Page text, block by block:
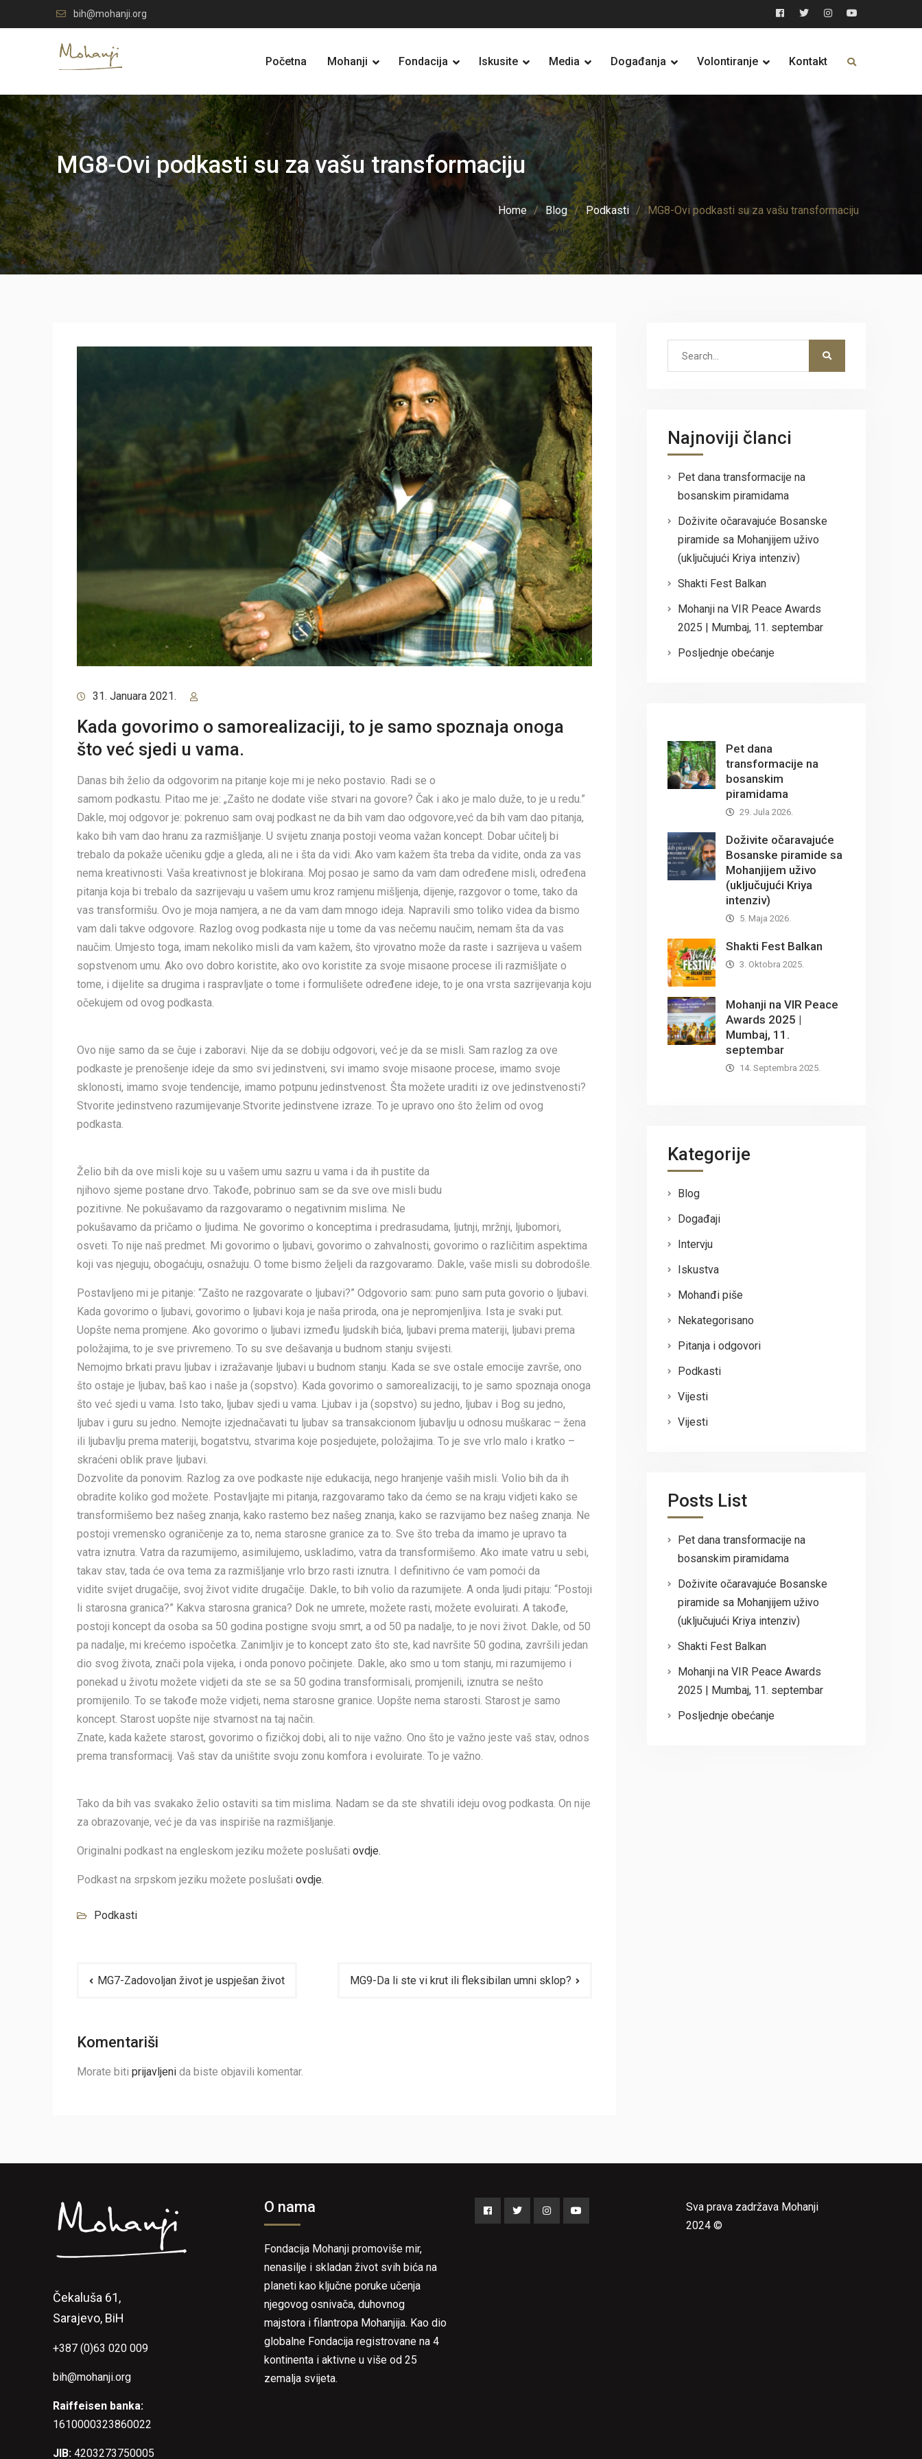
to
bih@mohanji.org
Facebook
TwitterInstagram
YouTube
Početna Mohanji Fondacija Iskusite Media Događanja Volontiranje Kontakt
MG8-Ovi podkasti su za vašu transformaciju
Home Blog Podkasti MG8-Ovi podkasti su za vašu transformaciju
31. Januara 2021.
Kada govorimo o samorealizaciji, to je samo spoznaja onoga
što već sjedi u vama.
Danas bih želio da odgovorim na pitanje koje mi je neko postavio. Radi se o
samom podkastu. Pitao me je: „Zašto ne dodate više stvari na govore? Čak i ako je malo duže, to je u redu.”
Dakle, moj odgovor je: pokrenuo sam ovaj podkast ne da bih vam dao odgovore,već da bih vam dao pitanja,
kako bih vam dao hranu za razmišljanje. U svijetu znanja postoji veoma važan koncept. Dobar učitelj bi
trebalo da pokaže učeniku gdje a gleda, ali ne i šta da vidi. Ako vam kažem šta treba da vidite, onda za vas
nema kreativnosti. Vaša kreativnost je blokirana. Moj posao je samo da vam dam određene misli, određena
pitanja koja bi trebalo da sazrijevaju u vašem umu kroz ramjenu mišljenja, dijenje, razgovor o tome, tako da
vas transformišu. Ovo je moja namjera, a ne da vam dam mnogo ideja. Napravili smo toliko videa da bismo
vam dali takve odgovore. Razlog ovog podkasta nije u tome da vas nečemu naučim, nemam šta da vas
naučim. Umjesto toga, imam nekoliko misli da vam kažem, što vjrovatno može da raste i sazrijeva u vašem
sopstvenom umu. Ako ovo dobro koristite, ako ovo koristite za svoje misaone procese ili razmišljate o
tome, i dijelite sa drugima i raspravljate o tome i formulišete određene ideje, to je ona vrsta sazrijevanja koju
očekujem od ovog podkasta.
Ovo nije samo da se čuje i zaboravi. Nije da se dobiju odgovori, već je da se misli. Sam razlog za ove
podkaste je prenošenje ideje da smo svi jedinstveni, svi imamo svoje misaone procese, imamo svoje
sklonosti, imamo svoje tendencije, imamo potpunu jedinstvenost. Šta možete uraditi iz ove jedinstvenosti?
Stvorite jedinstveno razumijevanje.Stvorite jedinstvene izraze. To je upravo ono što želim od ovog
podkasta.
Želio bih da ove misli koje su u vašem umu sazru u vama i da ih pustite da
njihovo sjeme postane drvo. Takođe, pobrinuo sam se da sve ove misli budu
pozitivne. Ne pokušavamo da razgovaramo o negativnim mislima. Ne
pokušavamo da pričamo o ljudima. Ne govorimo o konceptima i predrasudama, ljutnji, mržnji, ljubomori,
osveti. To nije naš predmet. Mi govorimo o ljubavi, govorimo o zahvalnosti, govorimo o različitim aspektima
koji vas njeguju, obogaćuju, osnažuju. O tome bismo željeli da razgovaramo. Dakle, vaše misli su dobrodošle.
Postavljeno mi je pitanje: “Zašto ne razgovarate o ljubavi?” Odgovorio sam: puno sam puta govorio o ljubavi.
Kada govorimo o ljubavi, govorimo o ljubavi koja je naša priroda, ona je nepromjenljiva. Ista je svaki put.
Uopšte nema promjene. Ako govorimo o ljubavi između ljudskih bića, ljubavi prema materiji, ljubavi prema
položajima, to je sve privremeno. To su sve dešavanja u budnom stanju svijesti.
Nemojmo brkati pravu ljubav i izražavanje ljubavi u budnom stanju. Kada se sve ostale emocije završe, ono
što ostaje je ljubav, baš kao i naše ja (sopstvo). Kada govorimo o samorealizaciji, to je samo spoznaja onoga
što već sjedi u vama. Isto tako, ljubav sjedi u vama. Ljubav i ja (sopstvo) su jedno, ljubav i Bog su jedno,
ljubav i guru su jedno. Nemojte izjednačavati tu ljubav sa transakcionom ljubavlju u odnosu muškarac – žena
ili ljubavlju prema materiji, bogatstvu, stvarima koje posjedujete, položajima. To je sve vrlo malo i kratko –
skraćeni oblik prave ljubavi.
Dozvolite da ponovim. Razlog za ove podkaste nije edukacija, nego hranjenje vaših misli. Volio bih da ih
obradite koliko god možete. Postavljajte mi pitanja, razgovaramo tako da ćemo se na kraju vidjeti kako se
transformišemo bez našeg znanja, kako rastemo bez našeg znanja, kako se razvijamo bez našeg znanja. Ne
postoji vremensko ograničenje za to, nema starosne granice za to. Sve što treba da imamo je upravo ta
vatra iznutra. Vatra da razumijemo, asimilujemo, uskladimo, vatra da transformišemo. Ako imate vatru u sebi,
takav stav, tada će ova tema za razmišljanje vrlo brzo rasti iznutra. I definitivno će vam pomoći da
vidite svijet drugačije, svoj život vidite drugačije. Dakle, to bih volio da razumijete. A onda ljudi pitaju: “Postoji
li starosna granica?” Kakva starosna granica? Dok ne umrete, možete rasti, možete evoluirati. A takođe,
postoji koncept da osoba sa 50 godina postigne svoju smrt, a od 50 pa nadalje, to je novi život. Dakle, od 50
pa nadalje, mi krećemo ispočetka. Zanimljiv je to koncept zato što ste, kad navršite 50 godina, završili jedan
dio svog života, znači pola vijeka, i onda ponovo počinjete. Dakle, ako smo u tom stanju, mi razumijemo i
ponekad u životu možete vidjeti da ste se sa 50 godina transformisali, promjenili, iznutra se nešto
promijenilo. To se takođe može vidjeti, nema starosne granice. Uopšte nema starosti. Starost je samo
koncept. Starost uopšte nije stvarnost na taj način.
Znate, kada kažete starost, govorimo o fizičkoj dobi, ali to nije važno. Ono što je važno jeste vaš stav, odnos
prema transformacij. Vaš stav da uništite svoju zonu komfora i evoluirate. To je važno.
Tako da bih vas svakako želio ostaviti sa tim mislima. Nadam se da ste shvatili ideju ovog podkasta. On nije
za obrazovanje, već je da vas inspiriše na razmišljanje.
Originalni podkast na engleskom jeziku možete poslušati ovdje.
Podkast na srpskom jeziku možete poslušati ovdje.
Podkasti
Navigacija
MG7-Zadovoljan život je uspješan život MG9-Da li ste vi krut ili fleksibilan umni sklop?
Komentariši
Morate biti prijavljeni da biste objavili komentar.
Najnoviji članci
Pet dana transformacije na
bosanskim piramidama
Doživite očaravajuće Bosanske
piramide sa Mohanjijem uživo
(uključujući Kriya intenziv)
Shakti Fest Balkan
Mohanji na VIR Peace Awards
2025 | Mumbaj, 11. septembar
Posljednje obećanje
Pet dana
transformacije na
bosanskim
piramidama
29. Jula 2026.
Doživite očaravajuće
Bosanske piramide sa
Mohanjijem uživo
(uključujući Kriya
intenziv)
5. Maja 2026.
Shakti Fest Balkan
3. Oktobra 2025.
Mohanji na VIR Peace
Awards 2025 |
Mumbaj, 11.
septembar
14. Septembra 2025.
Kategorije
Blog
Događaji
Intervju
Iskustva
Mohanđi piše
Nekategorisano
Pitanja i odgovori
Podkasti
Vijesti
Vijesti
Posts List
Pet dana transformacije na
bosanskim piramidama
Doživite očaravajuće Bosanske
piramide sa Mohanjijem uživo
(uključujući Kriya intenziv)
Shakti Fest Balkan
Mohanji na VIR Peace Awards
2025 | Mumbaj, 11. septembar
Posljednje obećanje
Čekaluša 61,
Sarajevo, BiH
+387 (0)63 020 009
bih@mohanji.org
Raiffeisen banka:
1610000323860022
JIB: 4203273750005
O nama
Fondacija Mohanji promoviše mir,
nenasilje i skladan život svih bića na
planeti kao ključne poruke učenja
njegovog osnivača, duhovnog
majstora i filantropa Mohanjija. Kao dio
globalne Fondacija registrovane na 4
kontinenta i aktivne u više od 25
zemalja svijeta.
Sva prava zadržava Mohanji
2024 ©